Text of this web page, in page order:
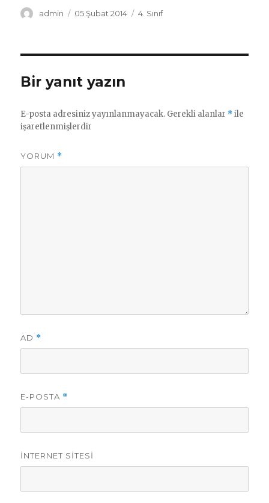
Yazar
admin
Yayın
05 Şubat 2014 Kategoriler
4. Sınıf
Bir yanıt yazın
E-posta adresiniz yayınlanmayacak. Gerekli alanlar *ile
işaretlenmişlerdir
YORUM *
AD *
E-POSTA *
İNTERNET SITESI